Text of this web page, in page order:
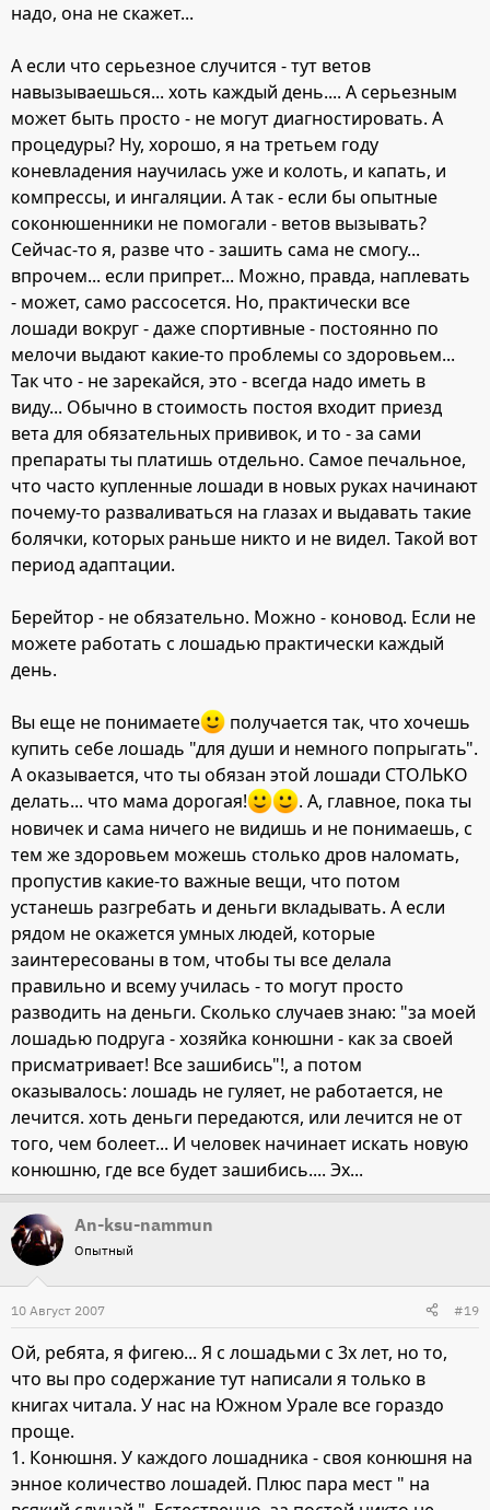
надо, она не скажет...
А если что серьезное случится - тут ветов
навызываешься... хоть каждый день.... А серьезным
может быть просто - не могут диагностировать. А
процедуры? Ну, хорошо, я на третьем году
коневладения научилась уже и колоть, и капать, и
компрессы, и ингаляции. А так - если бы опытные
соконюшенники не помогали - ветов вызывать?
Сейчас-то я, разве что - зашить сама не смогу...
впрочем... если припрет... Можно, правда, наплевать
- может, само рассосется. Но, практически все
лошади вокруг - даже спортивные - постоянно по
мелочи выдают какие-то проблемы со здоровьем...
Так что - не зарекайся, это - всегда надо иметь в
виду... Обычно в стоимость постоя входит приезд
вета для обязательных прививок, и то - за сами
препараты ты платишь отдельно. Самое печальное,
что часто купленные лошади в новых руках начинают
почему-то разваливаться на глазах и выдавать такие
болячки, которых раньше никто и не видел. Такой вот
период адаптации.
Берейтор - не обязательно. Можно - коновод. Если не
можете работать с лошадью практически каждый
день.
Вы еще не понимаете
получается так, что хочешь
купить себе лошадь "для души и немного попрыгать".
А оказывается, что ты обязан этой лошади СТОЛЬКО
делать... что мама дорогая!
. А, главное, пока ты
новичек и сама ничего не видишь и не понимаешь, с
тем же здоровьем можешь столько дров наломать,
пропустив какие-то важные вещи, что потом
устанешь разгребать и деньги вкладывать. А если
рядом не окажется умных людей, которые
заинтересованы в том, чтобы ты все делала
правильно и всему училась - то могут просто
разводить на деньги. Сколько случаев знаю: "за моей
лошадью подруга - хозяйка конюшни - как за своей
присматривает! Все зашибись"!, а потом
оказывалось: лошадь не гуляет, не работается, не
лечится. хоть деньги передаются, или лечится не от
того, чем болеет... И человек начинает искать новую
конюшню, где все будет зашибись.... Эх...
An-ksu-nammun
Опытный
10 Август 2007 #19
Ой, ребята, я фигею... Я с лошадьми с 3х лет, но то,
что вы про содержание тут написали я только в
книгах читала. У нас на Южном Урале все гораздо
проще.
1. Конюшня. У каждого лошадника - своя конюшня на
энное количество лошадей. Плюс пара мест " на